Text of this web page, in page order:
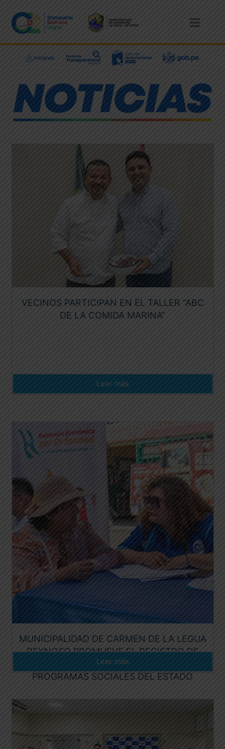
VECINOS PARTICIPAN EN EL TALLER “ABC
DE LA COMIDA MARINA”
Leer más
MUNICIPALIDAD DE CARMEN DE LA LEGUA
REYNOSO PROMUEVE EL REGISTRO DE
HOGARES PARA AMPLIAR EL ACCESO A
PROGRAMAS SOCIALES DEL ESTADO
Leer más